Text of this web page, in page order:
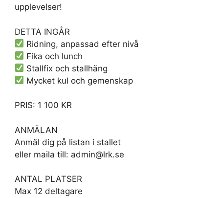
upplevelser!
DETTA INGÅR
Ridning, anpassad efter nivå
Fika och lunch
Stallfix och stallhäng
Mycket kul och gemenskap
PRIS: 1 100 KR
ANMÄLAN
Anmäl dig på listan i stallet
eller maila till: admin@lrk.se
ANTAL PLATSER
Max 12 deltagare